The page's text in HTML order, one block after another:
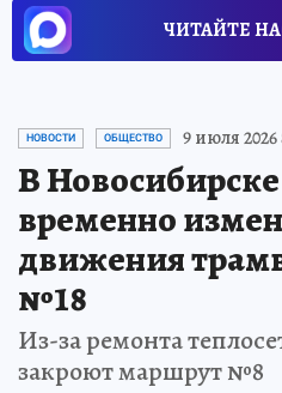
ЧИТАЙТЕ
НОВОСТИ ОБЩЕСТВО 9 июля 2026
В
временно
движения
№18
Из-за ремонта
закроют маршрут №8